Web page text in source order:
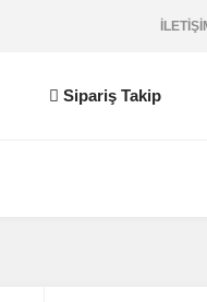
Sipariş Takip